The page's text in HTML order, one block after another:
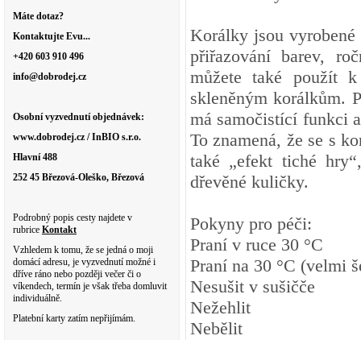
Máte dotaz?
Kontaktujte Evu...
+420 603 910 496
info@dobrodej.cz
Osobní vyzvednutí objednávek:
www.dobrodej.cz / InBIO s.r.o.
Hlavní 488
252 45 Březová-Oleško, Březová
Podrobný popis cesty najdete v
rubrice Kontakt
Vzhledem k tomu, že se jedná o moji
domácí adresu, je vyzvednutí možné i
dříve ráno nebo později večer či o
víkendech, termín je však třeba domluvit
individuálně.
Platební karty zatím nepřijímám.
Korálky jsou
přiřazování barev,
můžete také použít
skleněným korálkům.
má samočistící funkci
To znamená, že se s
také „efekt tiché
dřevěné kuličky.
Pokyny pro péči:
Praní v ruce 30 °C
Praní na 30 °C (velmi
Nesušit v sušičče
Nežehlit
Nebělit